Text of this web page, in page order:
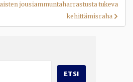
jousiammuntaharrastusta tukeva
kehittämisraha
ETSI